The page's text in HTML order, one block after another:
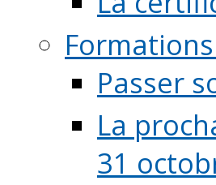
Formations
Passer
La
31